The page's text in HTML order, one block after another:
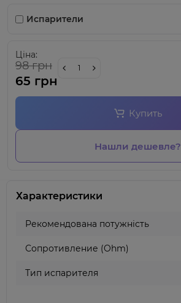
Испарители
Ціна:
98 грн
65 грн
Купить
Нашли дешевле?
Характеристики
Рекомендована потужність
Сопротивление (Ohm)
Тип испарителя